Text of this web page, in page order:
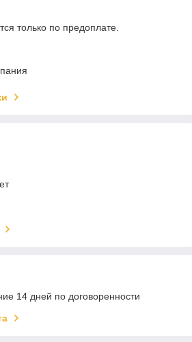
только по предоплате.
14 дней по договоренности